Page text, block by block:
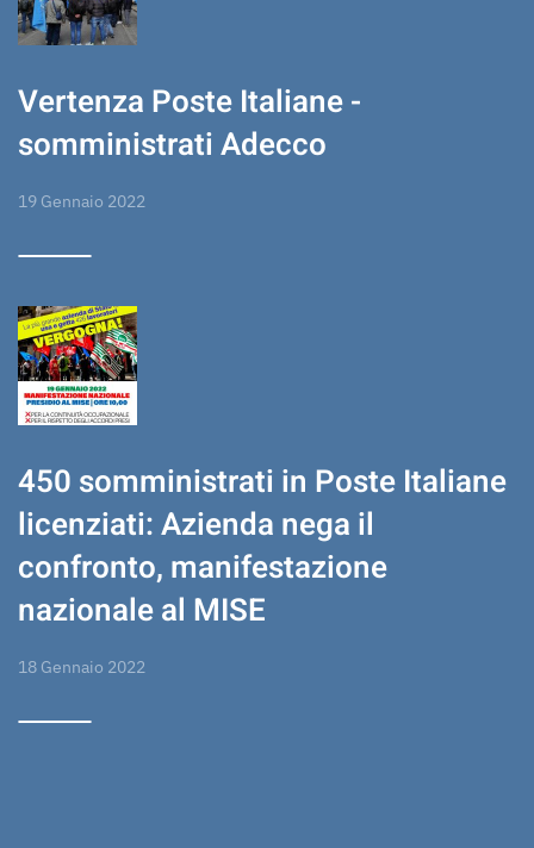
Vertenza Poste Italiane -
somministrati Adecco
19 Gennaio 2022
450 somministrati in Poste Italiane
licenziati: Azienda nega il
confronto, manifestazione
nazionale al MISE
18 Gennaio 2022